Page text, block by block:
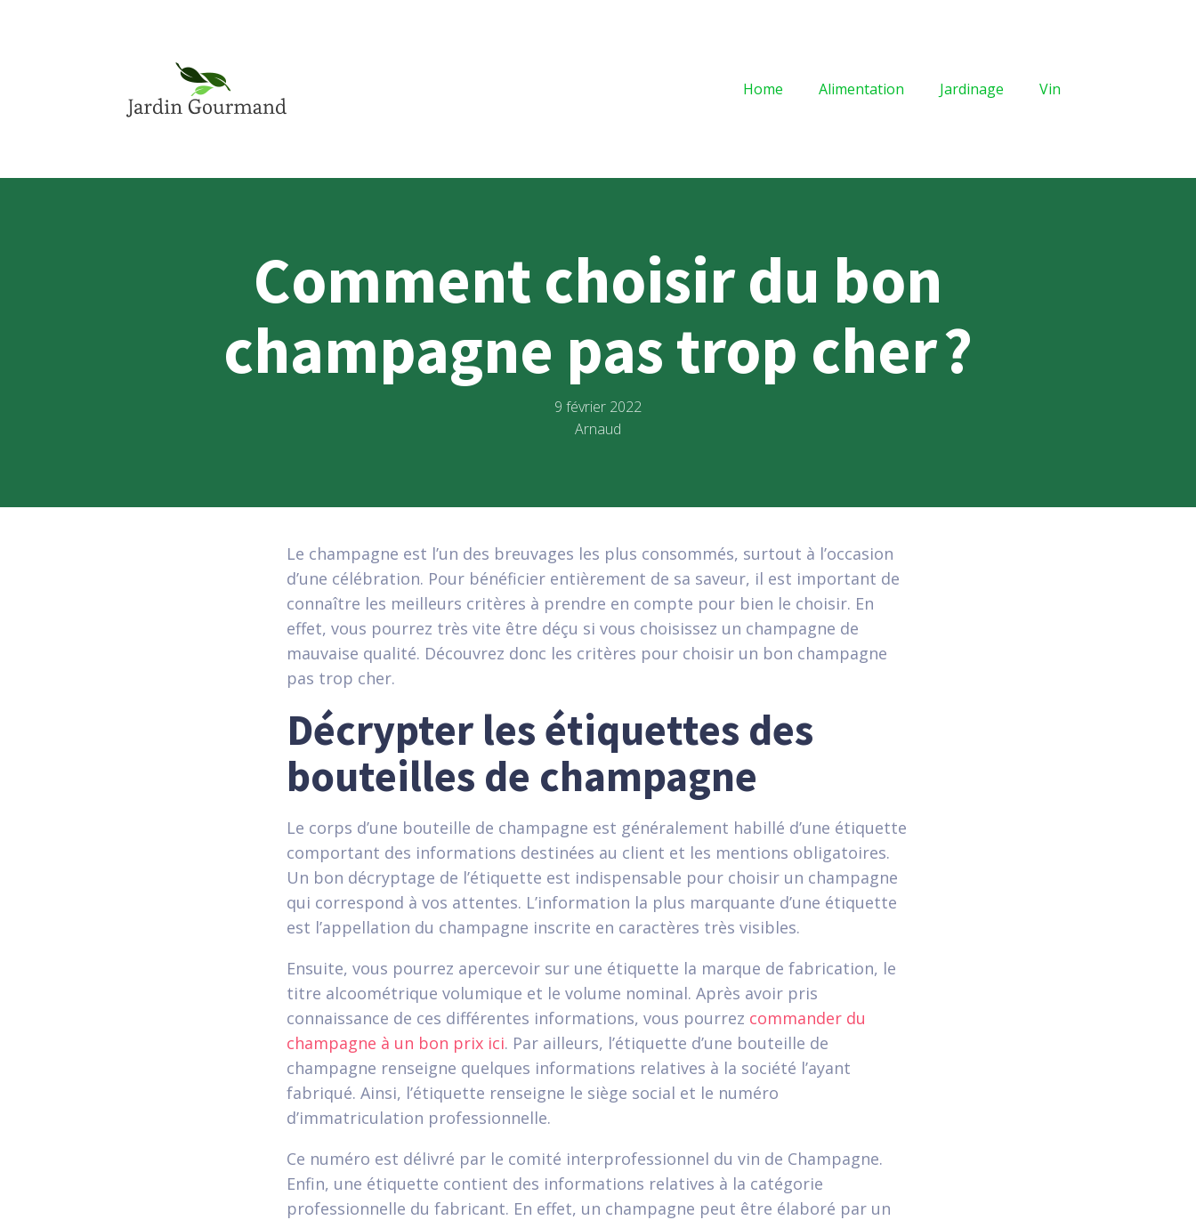
Home Alimentation Jardinage Vin
Comment choisir du bon
champagne pas trop cher ?
9 février 2022
Arnaud
Le champagne est l’un des breuvages les plus consommés, surtout à l’occasion
d’une célébration. Pour bénéficier entièrement de sa saveur, il est important de
connaître les meilleurs critères à prendre en compte pour bien le choisir. En
effet, vous pourrez très vite être déçu si vous choisissez un champagne de
mauvaise qualité. Découvrez donc les critères pour choisir un bon champagne
pas trop cher.
Décrypter les étiquettes des
bouteilles de champagne
Le corps d’une bouteille de champagne est généralement habillé d’une étiquette
comportant des informations destinées au client et les mentions obligatoires.
Un bon décryptage de l’étiquette est indispensable pour choisir un champagne
qui correspond à vos attentes. L’information la plus marquante d’une étiquette
est l’appellation du champagne inscrite en caractères très visibles.
Ensuite, vous pourrez apercevoir sur une étiquette la marque de fabrication, le
titre alcoométrique volumique et le volume nominal. Après avoir pris
connaissance de ces différentes informations, vous pourrez commander du
champagne à un bon prix ici. Par ailleurs, l’étiquette d’une bouteille de
champagne renseigne quelques informations relatives à la société l’ayant
fabriqué. Ainsi, l’étiquette renseigne le siège social et le numéro
d’immatriculation professionnelle.
Ce numéro est délivré par le comité interprofessionnel du vin de Champagne.
Enfin, une étiquette contient des informations relatives à la catégorie
professionnelle du fabricant. En effet, un champagne peut être élaboré par un